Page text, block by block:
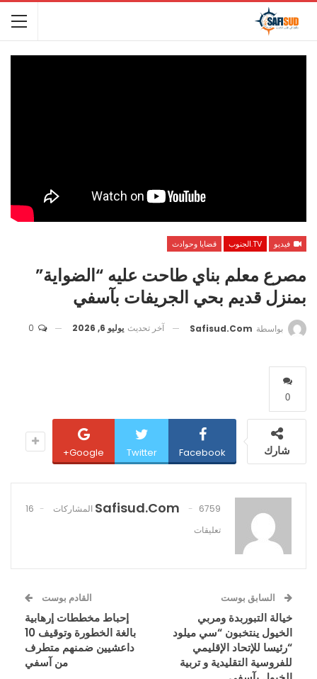
فيديو TV.الجنوب قضايا وحوادث
مصرع معلم بناي طاحت عليه “الضواية”
بمنزل قديم بحي الجريفات بآسفي
بواسطة Safisud.com آخر تحديث يوليو 6, 2026
0
شارك Facebook
Twitter
Google+
Safisud.com 6759 المشاركات
16
تعليقات
السابق بوست
خيالة التبوربدة ومربي
الخيول ينتخبون “سي ميلود
“رئيسا للإتحاد الإقليمي
للفروسية التقليدية و تربية
القادم بوست
إحباط مخططات إرهابية
بالغة الخطورة وتوقيف 10
داعشيين ضمنهم متطرف
من آسفي